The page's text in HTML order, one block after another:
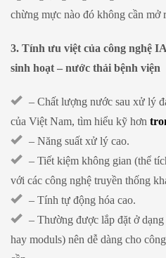
chừng mực nào đó không cần mở
3. Tính ưu việt của công nghệ
sinh hoạt – nước thải bệnh viện
– Chất lượng nước sau xử lý
của Việt Nam, tìm hiểu kỹ hơn
– Năng suất xử lý cao.
– Tiết kiệm không gian (thể
với các công nghệ truyền thống
– Tính tự động hóa cao.
– Thường được lắp đặt ở
hay moduls) nên dễ dàng cho